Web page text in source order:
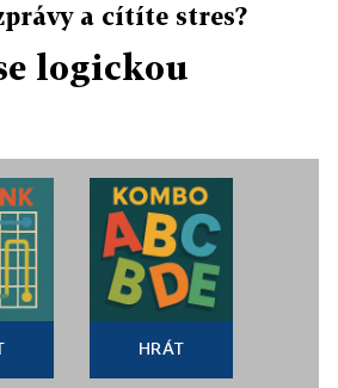
a cítíte stres?
logickou
HRÁT